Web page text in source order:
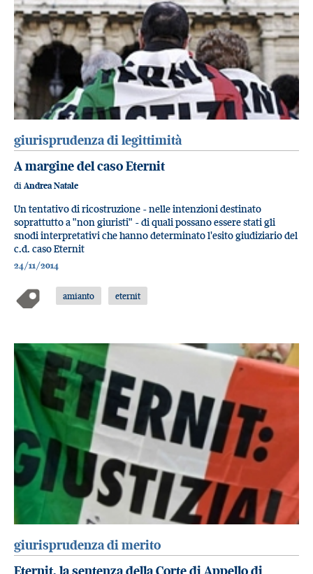
giurisprudenza di legittimità
A margine del caso Eternit
di Andrea Natale
Un tentativo di ricostruzione - nelle intenzioni destinato
soprattutto a "non giuristi" - di quali possano essere stati gli
snodi interpretativi che hanno determinato l'esito giudiziario del
c.d. caso Eternit
24/11/2014
amianto eternit
giurisprudenza di merito
Eternit, la sentenza della Corte di Appello di